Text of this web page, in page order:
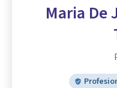
Maria De